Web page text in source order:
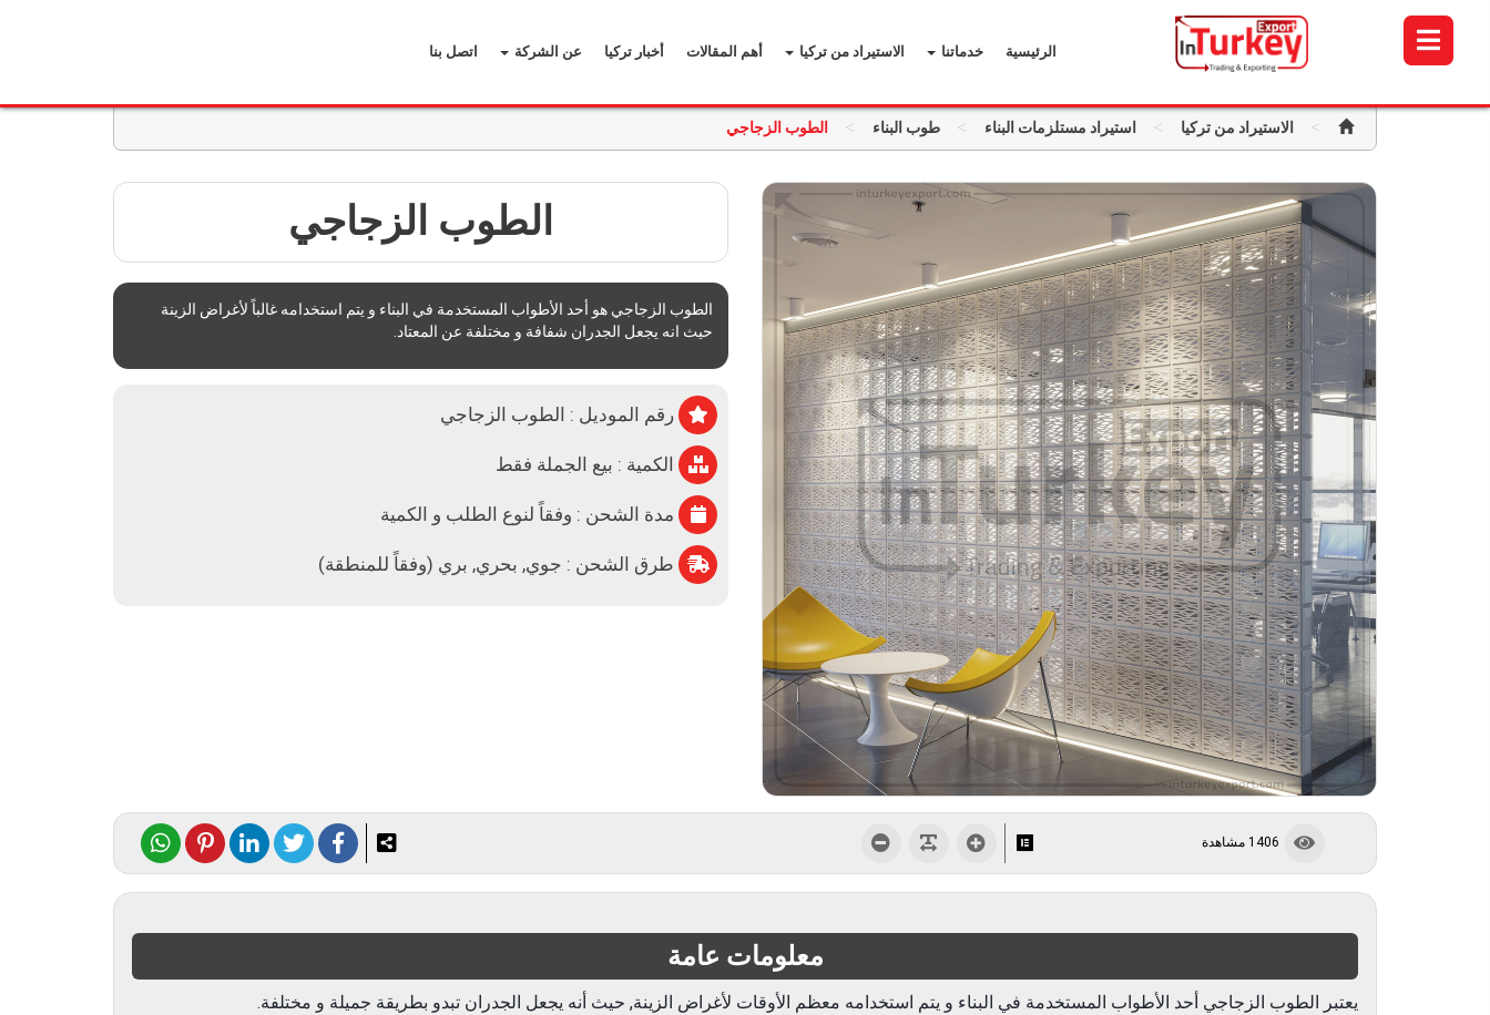
الرئيسية خدماتنا الاستيراد من تركيا أهم المقالات أخبار تركيا عن الشركة اتصل بنا
> الاستيراد من تركيا > استيراد مستلزمات البناء > طوب البناء > الطوب الزجاجي
الطوب الزجاجي
الطوب الزجاجي هو أحد الأطواب المستخدمة في البناء و يتم استخدامه غالباً لأغراض الزينة
حيث انه يجعل الجدران شفافة و مختلفة عن المعتاد.
رقم الموديل : الطوب الزجاجي
الكمية : بيع الجملة فقط
مدة الشحن : وفقاً لنوع الطلب و الكمية
طرق الشحن : جوي, بحري, بري (وفقاً للمنطقة)
1406 مشاهدة
معلومات عامة
يعتبر الطوب الزجاجي أحد الأطواب المستخدمة في البناء و يتم استخدامه معظم الأوقات لأغراض الزينة, حيث أنه يجعل الجدران تبدو بطريقة جميلة و مختلفة.